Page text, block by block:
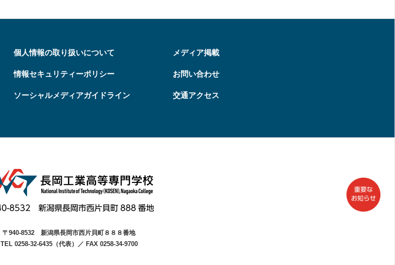
個人情報の取り扱いについて
情報セキュリティーポリシー
ソーシャルメディアガイドライン
メディア掲載
お問い合わせ
交通アクセス
〒940-8532 新潟県長岡市西片貝町８８８番地
TEL 0258-32-6435（代表）
／ FAX 0258-34-9700